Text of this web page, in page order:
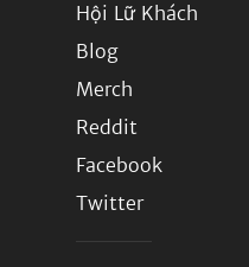
Hội Lữ Khách
Blog
Merch
Reddit
Facebook
Twitter